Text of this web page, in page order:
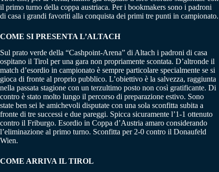
il primo turno della coppa austriaca. Per i bookmakers sono i padroni
di casa i grandi favoriti alla conquista dei primi tre punti in campionato.
COME SI PRESENTA L’ALTACH
Sul prato verde della “Cashpoint-Arena” di Altach i padroni di casa
ospitano il Tirol per una gara non propriamente scontata. D’altronde il
match d’esordio in campionato è sempre particolare specialmente se si
gioca di fronte al proprio pubblico. L’obiettivo è la salvezza, raggiunta
nella passata stagione con un terzultimo posto non così gratificante. Di
contro è stato molto lungo il percorso di preparazione estivo. Sono
state ben sei le amichevoli disputate con una sola sconfitta subita a
fronte di tre successi e due pareggi. Spicca sicuramente l’1-1 ottenuto
contro il Friburgo. Esordio in Coppa d’Austria amaro considerando
l’eliminazione al primo turno. Sconfitta per 2-0 contro il Donaufeld
Wien.
COME ARRIVA IL TIROL